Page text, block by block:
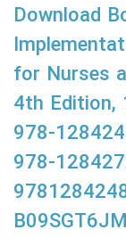
Download
for Nurses
4th Edition,
978-
978-